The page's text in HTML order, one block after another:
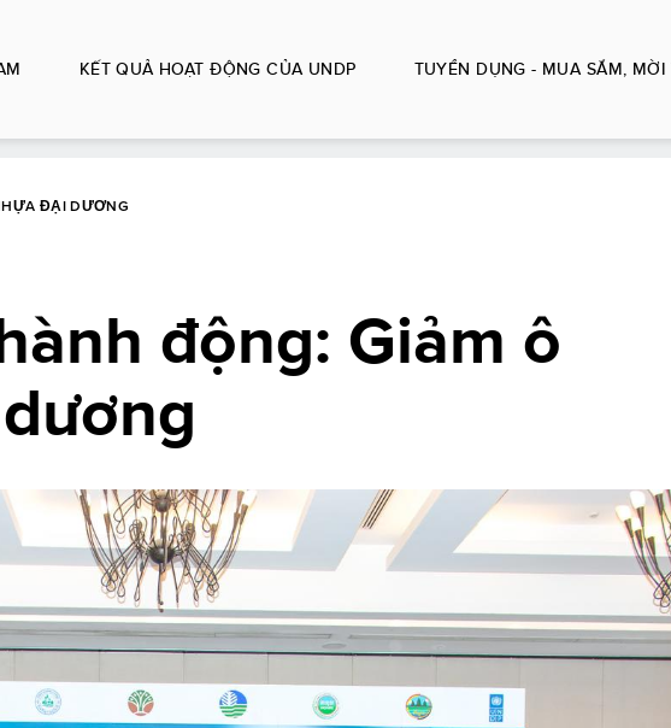
KẾT QUẢ HOẠT ĐỘNG CỦA UNDP TUYỂN DỤNG - MUA SẮM, MỜI
ĐẠI DƯƠNG
động: Giảm ô